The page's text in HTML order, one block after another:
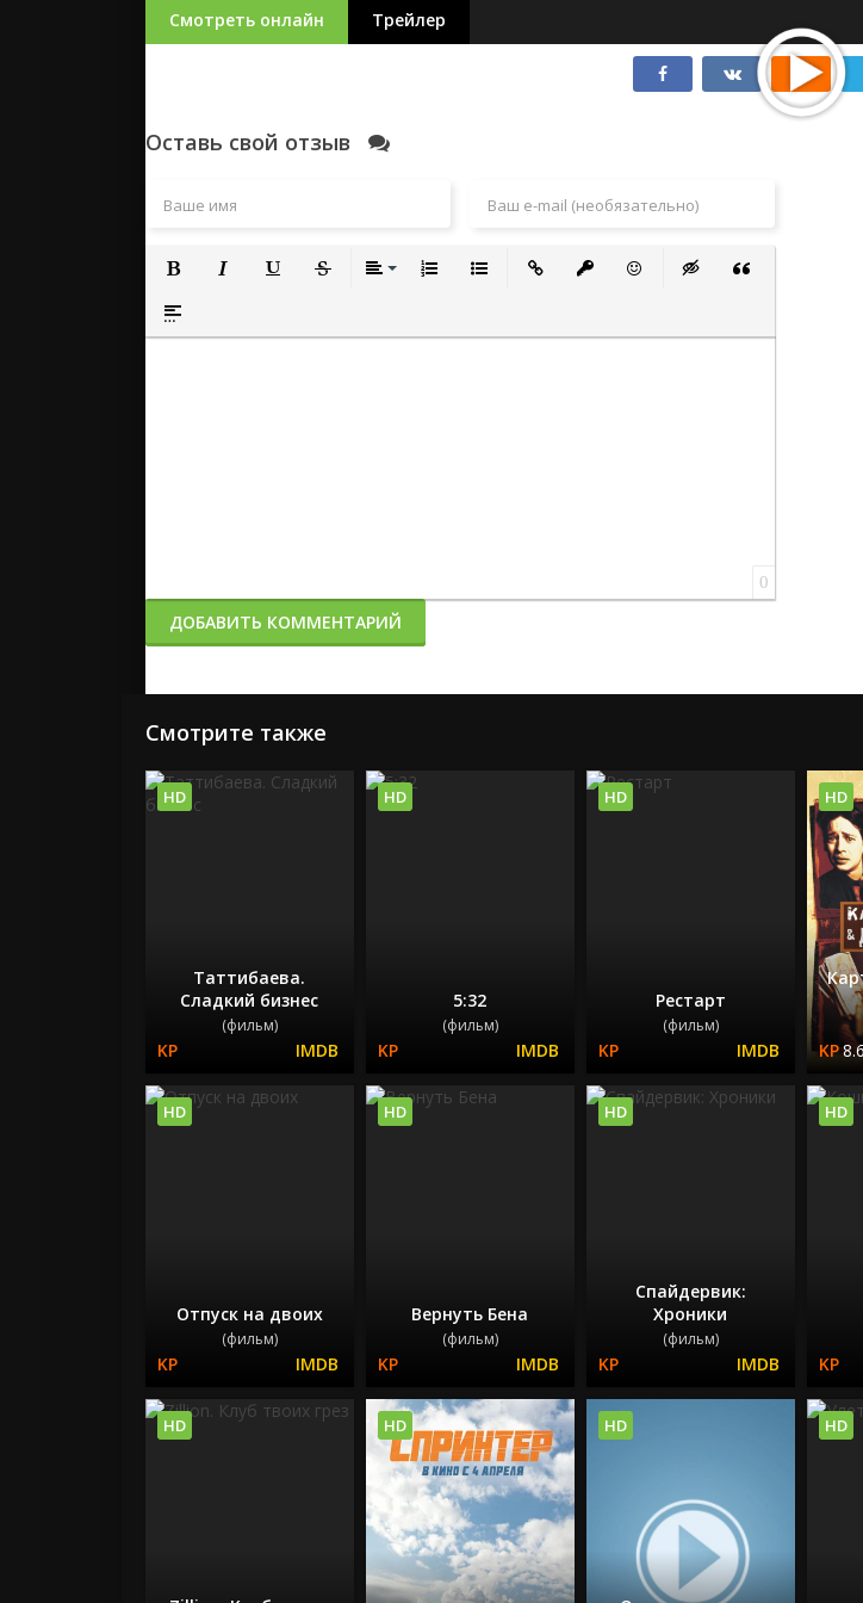
Смотреть онлайн Трейлер
Оставь свой отзыв
Полужирный
Вставка спойлера
0
ДОБАВИТЬ КОММЕНТАРИЙ
Смотрите также
Таттибаева.
Сладкий бизнес
(фильм)
HD
5:32
(фильм)
HD
Рестарт
(фильм)
HD HD
Отпуск на двоих
(фильм)
HD
Вернуть Бена
(фильм)
HD
Спайдервик:
Хроники
(фильм)
HD HD
HD HD HD HD